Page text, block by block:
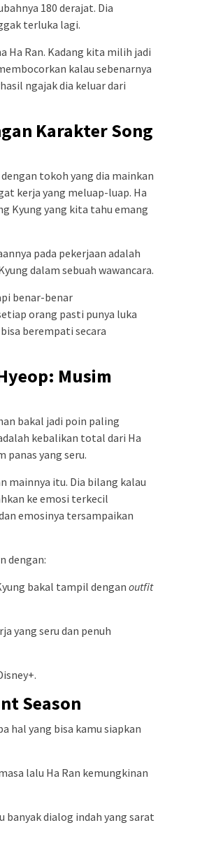
180 derajat. Dia
terluka lagi.
Ha Ran. Kadang kita milih jadi
kalau sebenarnya
ngajak dia keluar dari
Karakter Song
tokoh yang dia mainkan
kerja yang meluap-luap. Ha
Kyung yang kita tahu emang
pada pekerjaan adalah
dalam sebuah wawancara.
benar-benar
orang pasti punya luka
berempati secara
Musim
bakal jadi poin paling
kebalikan total dari Ha
panas yang seru.
mainnya itu. Dia bilang kalau
ke emosi terkecil
emosinya tersampaikan
dengan:
bakal tampil dengan outfit
yang seru dan penuh
Season
hal yang bisa kamu siapkan
lalu Ha Ran kemungkinan
banyak dialog indah yang sarat